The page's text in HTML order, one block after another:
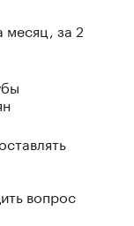
месяц, за 2
вопрос